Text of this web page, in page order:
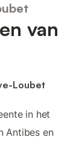
van
Loubet
in het
Antibes en